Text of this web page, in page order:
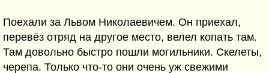
Поехали за Львом Николаевичем. Он приехал,
перевёз отряд на другое место, велел копать там.
Там довольно быстро пошли могильники. Скелеты,
черепа. Только что-то они очень уж свежими